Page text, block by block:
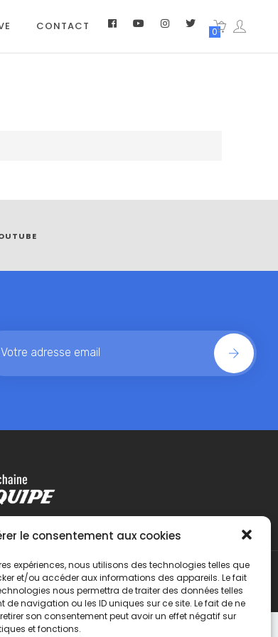
le consentement aux cookies
expériences, nous utilisons des technologies telles que
et/ou accéder aux informations des appareils. Le fait
nous permettra de traiter des données telles
de navigation ou les ID uniques sur ce site. Le fait de ne
son consentement peut avoir un effet négatif sur
et fonctions.
CONTACT 0